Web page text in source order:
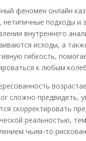
феномен онлайн
нетипичные подходы и
внутреннего
исходы, а
гибкость,
к любым
сложно предвидеть,
скорректировать
реальностью,
чьим-то